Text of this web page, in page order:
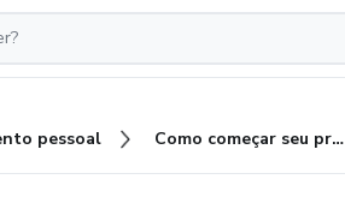
pessoal Como começar seu próprio negocio do 0